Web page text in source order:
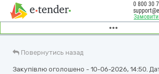
Замовити
0 800 30
Повернутись назад
Закупівлю оголошено - 10-06-2026, 14:50.